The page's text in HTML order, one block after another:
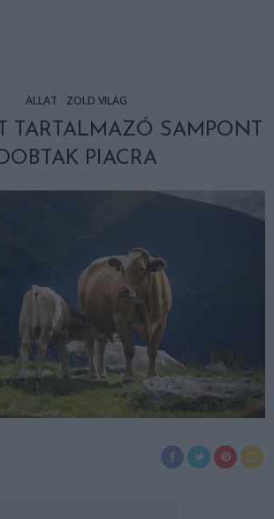
ÁLLAT ZÖLD VILÁG
TARTALMAZÓ SAMPONT
PIACRA